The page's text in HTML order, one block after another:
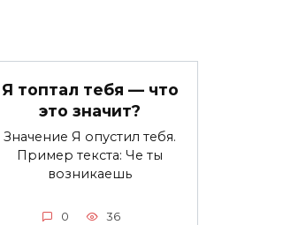
Я топтал тебя — что
это значит?
Значение Я опустил тебя.
Пример текста: Че ты
возникаешь
0 36